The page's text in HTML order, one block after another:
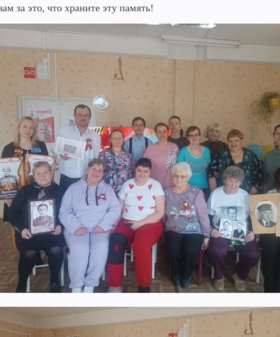
за это, что храните эту память!